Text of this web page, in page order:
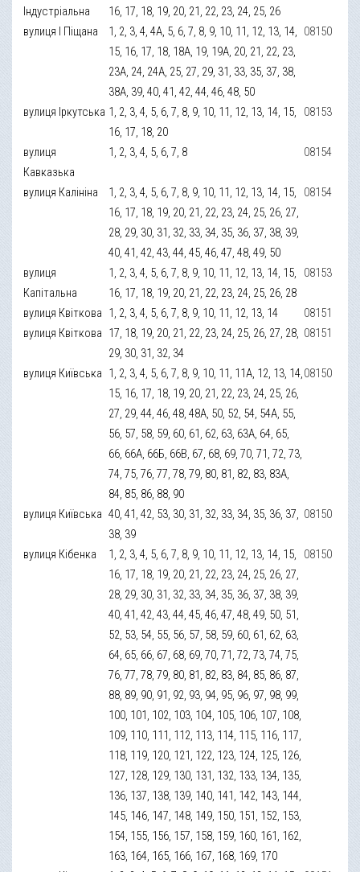
Індустріальна
16, 17, 18, 19, 20, 21, 22, 23, 24, 25, 26
вулиця І Піщана
1, 2, 3, 4, 4А, 5, 6, 7, 8, 9, 10, 11, 12, 13, 14,
15, 16, 17, 18, 18А, 19, 19А, 20, 21, 22, 23,
23А, 24, 24А, 25, 27, 29, 31, 33, 35, 37, 38,
38А, 39, 40, 41, 42, 44, 46, 48, 50
08150
вулиця Іркутська 1, 2, 3, 4, 5, 6, 7, 8, 9, 10, 11, 12, 13, 14, 15,
16, 17, 18, 20
08153
вулиця
Кавказька
1, 2, 3, 4, 5, 6, 7, 8 08154
вулиця Калініна
1, 2, 3, 4, 5, 6, 7, 8, 9, 10, 11, 12, 13, 14, 15,
16, 17, 18, 19, 20, 21, 22, 23, 24, 25, 26, 27,
28, 29, 30, 31, 32, 33, 34, 35, 36, 37, 38, 39,
40, 41, 42, 43, 44, 45, 46, 47, 48, 49, 50
08154
вулиця
Капітальна
1, 2, 3, 4, 5, 6, 7, 8, 9, 10, 11, 12, 13, 14, 15,
16, 17, 18, 19, 20, 21, 22, 23, 24, 25, 26, 28
08153
вулиця Квіткова 1, 2, 3, 4, 5, 6, 7, 8, 9, 10, 11, 12, 13, 14
08151
вулиця Квіткова 17, 18, 19, 20, 21, 22, 23, 24, 25, 26, 27, 28,
29, 30, 31, 32, 34
08151
вулиця Київська 1, 2, 3, 4, 5, 6, 7, 8, 9, 10, 11, 11А, 12, 13, 14,
15, 16, 17, 18, 19, 20, 21, 22, 23, 24, 25, 26,
27, 29, 44, 46, 48, 48А, 50, 52, 54, 54А, 55,
56, 57, 58, 59, 60, 61, 62, 63, 63А, 64, 65,
66, 66А, 66Б, 66В, 67, 68, 69, 70, 71, 72, 73,
74, 75, 76, 77, 78, 79, 80, 81, 82, 83, 83А,
84, 85, 86, 88, 90
08150
вулиця Київська 40, 41, 42, 53, 30, 31, 32, 33, 34, 35, 36, 37,
38, 39
08150
вулиця Кібенка
1, 2, 3, 4, 5, 6, 7, 8, 9, 10, 11, 12, 13, 14, 15,
16, 17, 18, 19, 20, 21, 22, 23, 24, 25, 26, 27,
28, 29, 30, 31, 32, 33, 34, 35, 36, 37, 38, 39,
40, 41, 42, 43, 44, 45, 46, 47, 48, 49, 50, 51,
52, 53, 54, 55, 56, 57, 58, 59, 60, 61, 62, 63,
64, 65, 66, 67, 68, 69, 70, 71, 72, 73, 74, 75,
76, 77, 78, 79, 80, 81, 82, 83, 84, 85, 86, 87,
88, 89, 90, 91, 92, 93, 94, 95, 96, 97, 98, 99,
100, 101, 102, 103, 104, 105, 106, 107, 108,
109, 110, 111, 112, 113, 114, 115, 116, 117,
118, 119, 120, 121, 122, 123, 124, 125, 126,
127, 128, 129, 130, 131, 132, 133, 134, 135,
136, 137, 138, 139, 140, 141, 142, 143, 144,
145, 146, 147, 148, 149, 150, 151, 152, 153,
154, 155, 156, 157, 158, 159, 160, 161, 162,
163, 164, 165, 166, 167, 168, 169, 170
08150